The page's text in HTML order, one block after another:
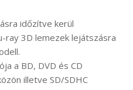
időzítve kerül
ray 3D lemezek lejátszásra
a BD, DVD és CD
illetve SD/SDHC